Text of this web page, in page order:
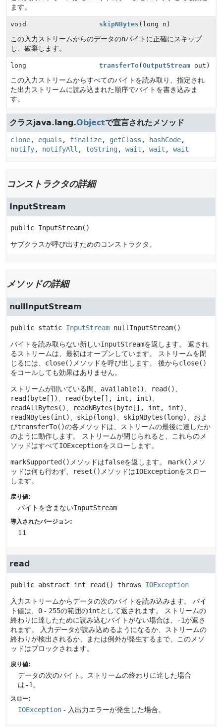
ます。
void skipNBytes (long n)
この入力ストリームからのデータのnバイトに正確にスキップ
し、破棄します。
long transferTo(OutputStream out)
この入力ストリームからすべてのバイトを読み取り、指定され
た出力ストリームに読み込まれた順序でバイトを書き込みま
す。
クラスjava.lang.Objectで宣言されたメソッド
clone, equals , finalize, getClass , hashCode,
notify, notifyAll , toString, wait , wait , wait
コンストラクタの詳細
InputStream
public InputStream()
サブクラスが呼び出すためのコンストラクタ。
メソッドの詳細
nullInputStream
public static InputStream nullInputStream()
バイトを読み取らない新しいInputStreamを返します。
返され
るストリームは、最初はオープンしています。
ストリームを閉
じるには、 close() メソッドを呼び出します。 後からclose()
をコールしても効果はありません。
ストリームが開いている間、 available() read()
read(byte[])
read(byte[], int, int)
readAllBytes()
readNBytes(byte[], int, int)
readNBytes(int)
skip(long) skipNBytes(long)
、およ
びtransferTo()の各メソッドは、ストリームの最後に達したか
のように動作します。
ストリームが閉じられると、これらのメ
ソッドはすべてIOExceptionをスローします。
markSupported() メソッドはfalseを返します。 mark() メソ
ッドは何も行わず、
reset() メソッドはIOExceptionをスロー
します。
戻り値:
バイトを含まないInputStream
導入されたバージョン:
11
read
public abstract int read () throws IOException
入力ストリームからデータの次のバイトを読み込みます。
バイ
ト値は、 0 - 255の範囲のintとして返されます。
ストリームの
終わりに達したために読み込むバイトがない場合は、
-1が返さ
れます。
入力データが読み込めるようになるか、ストリームの
終わりが検出されるか、または例外が発生するまで、このメソ
ッドはブロックされます。
戻り値:
データの次のバイト。ストリームの終わりに達した場合
は-1 。
スロー:
IOException - 入出力エラーが発生した場合。